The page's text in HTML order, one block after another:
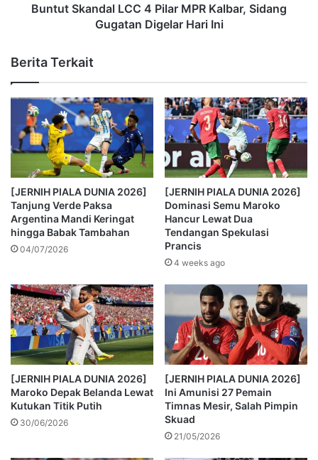
Buntut Skandal LCC 4 Pilar MPR Kalbar, Sidang
Gugatan Digelar Hari Ini
Berita Terkait
[JERNIH PIALA DUNIA 2026]
Tanjung Verde Paksa
Argentina Mandi Keringat
hingga Babak Tambahan
04/07/2026
[JERNIH PIALA DUNIA 2026]
Dominasi Semu Maroko
Hancur Lewat Dua
Tendangan Spekulasi
Prancis
4 weeks ago
[JERNIH PIALA DUNIA 2026]
Maroko Depak Belanda Lewat
Kutukan Titik Putih
30/06/2026
[JERNIH PIALA DUNIA 2026]
Ini Amunisi 27 Pemain
Timnas Mesir, Salah Pimpin
Skuad
21/05/2026